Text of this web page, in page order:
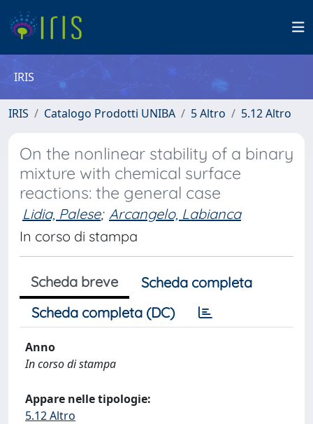
IRIS
IRIS Catalogo Prodotti UNIBA 5 Altro 5.12 Altro
On the nonlinear stability of a binary
mixture with chemical surface
reactions: the general case
Lidia, Palese; Arcangelo, Labianca
In corso di stampa
Scheda breve
Scheda completa
Scheda completa (DC)
Anno
In corso di stampa
Appare nelle tipologie:
5.12 Altro